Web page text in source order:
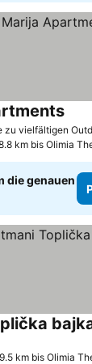
zu vielfältigen
km bis Olimia
die genauen
km bis Olimia